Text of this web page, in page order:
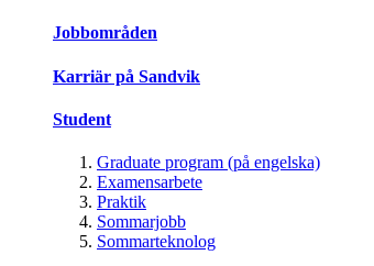
Jobbområden
Karriär på Sandvik
Student
Graduate program (på engelska)
Examensarbete
Praktik
Sommarjobb
Sommarteknolog